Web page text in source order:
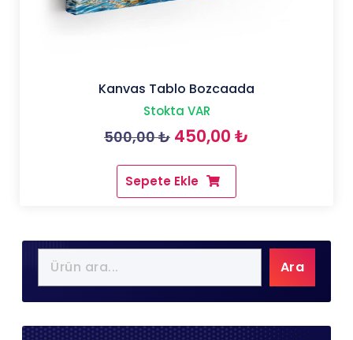
Kanvas Tablo Bozcaada
Stokta VAR
500,00₺ Orijinal
fiyat:
500,00 ₺.
450,00 ₺
Sepete Ekle
Ara